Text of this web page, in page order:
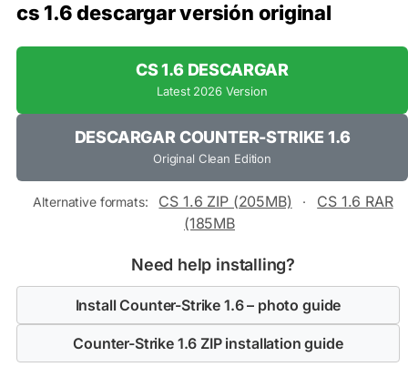
cs 1.6 descargar versión original
CS 1.6 DESCARGAR
Latest 2026 Version
DESCARGAR COUNTER-STRIKE 1.6
Original Clean Edition
Alternative formats: CS 1.6 ZIP (205MB) ·
CS 1.6 RAR
(185MB
Need help installing?
Install Counter-Strike 1.6 – photo guide
Counter-Strike 1.6 ZIP installation guide